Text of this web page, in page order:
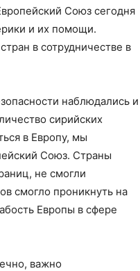
Союз сегодня
и их помощи.
в сотрудничестве в
наблюдались и
сирийских
в Европу, мы
Союз. Страны
не смогли
смогло проникнуть на
Европы в сфере
важно